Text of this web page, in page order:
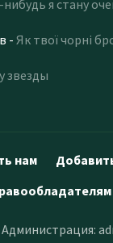
я стану очень
- Як твої чорні брови
звезды
нам